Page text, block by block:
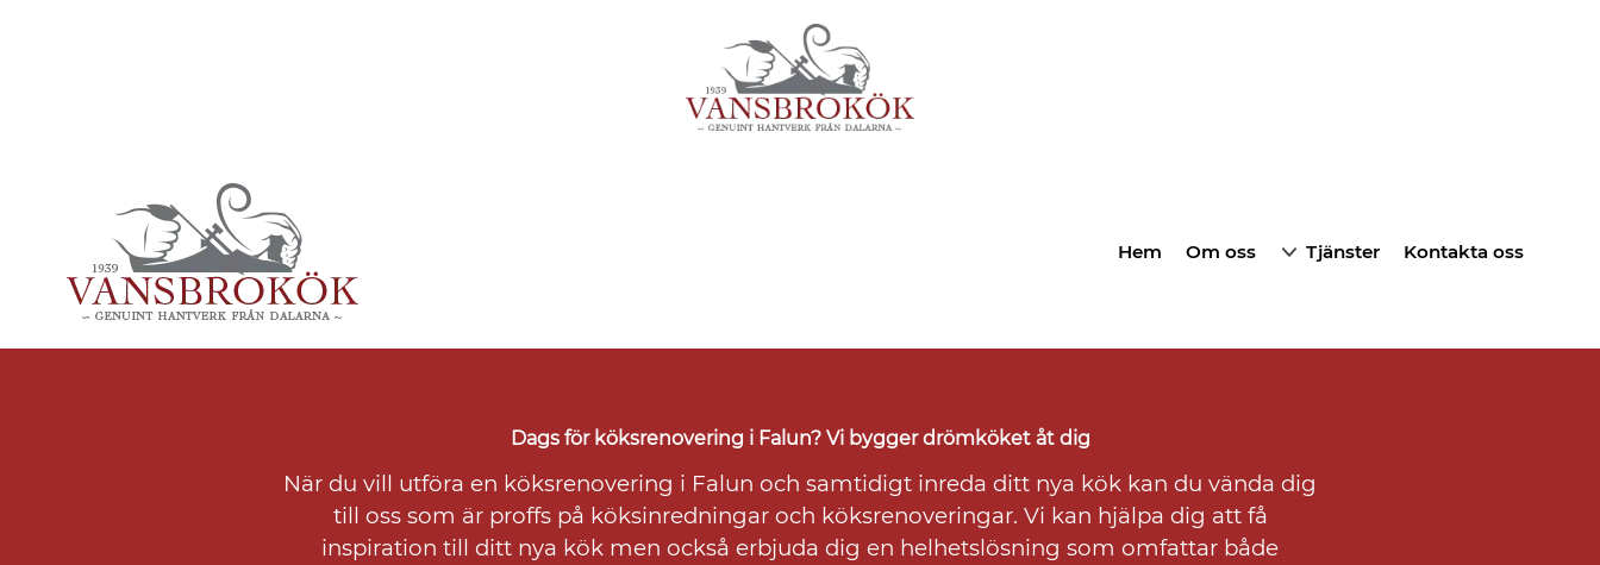
Hem Om oss Tjänster Kontakta oss
Dags för köksrenovering i Falun? Vi bygger drömköket åt dig
När du vill utföra en köksrenovering i Falun och samtidigt inreda ditt nya kök kan du vända dig
till oss som är proffs på köksinredningar och köksrenoveringar. Vi kan hjälpa dig att få
inspiration till ditt nya kök men också erbjuda dig en helhetslösning som omfattar både